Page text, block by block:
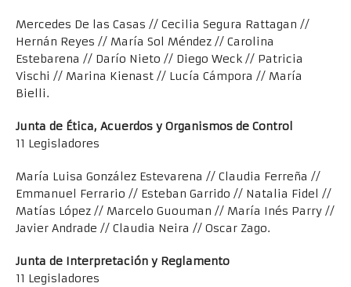
Mercedes De las Casas // Cecilia Segura Rattagan //
Hernán Reyes // María Sol Méndez // Carolina
Estebarena // Darío Nieto // Diego Weck // Patricia
Vischi // Marina Kienast // Lucía Cámpora // María
Bielli.
Junta de Ética, Acuerdos y Organismos de Control
11 Legisladores
María Luisa González Estevarena // Claudia Ferreña //
Emmanuel Ferrario // Esteban Garrido // Natalia Fidel //
Matías López // Marcelo Guouman // María Inés Parry //
Javier Andrade // Claudia Neira // Oscar Zago.
Junta de Interpretación y Reglamento
11 Legisladores